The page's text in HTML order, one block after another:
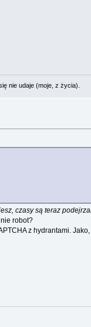
nie udaje (moje, z życia).
czasy są teraz
robot?
z hydrantami.